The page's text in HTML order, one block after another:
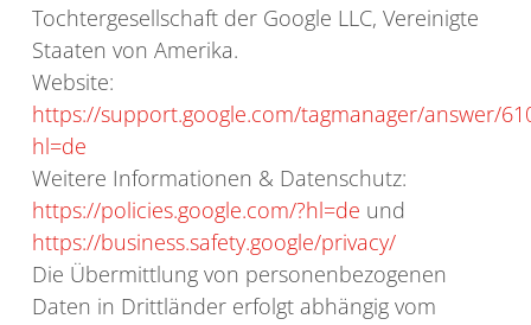
Tochtergesellschaft der Google LLC, Vereinigte
Staaten von Amerika.
Website:
https://support.google.com/tagmanager/answer/
hl=de
Weitere Informationen & Datenschutz:
https://policies.google.com/?hl=de und
https://business.safety.google/privacy/
Die Übermittlung von personenbezogenen
Daten in Drittländer erfolgt abhängig vom